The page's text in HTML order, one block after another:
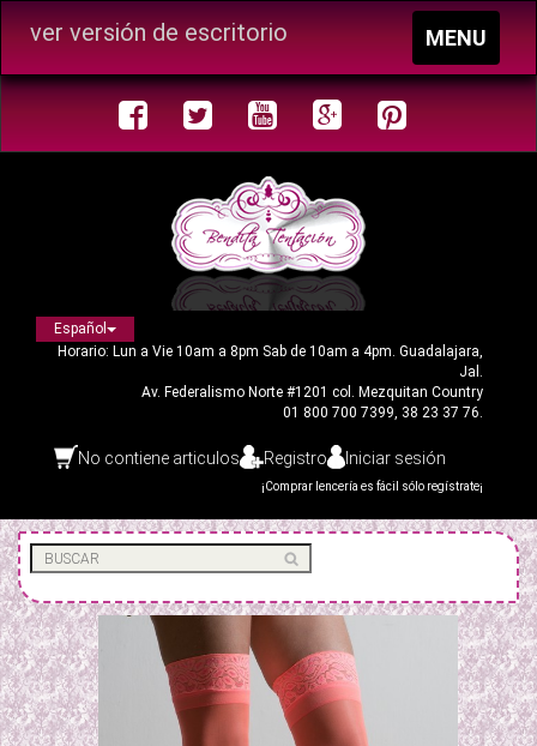
Español
Horario: Lun a Vie 10am a 8pm Sab de 10am a 4pm. Guadalajara,
Jal.
Av. Federalismo Norte #1201 col. Mezquitan Country
01 800 700 7399, 38 23 37 76.
No contiene articulos Registro Iniciar sesión
¡Comprar lencería es fácil sólo regístrate¡
ver versión de escritorio
Toggle
navigation
MENU